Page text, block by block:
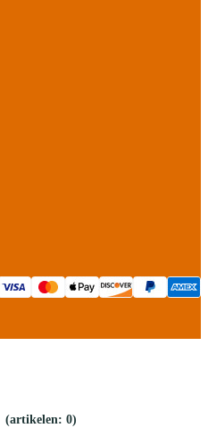
(artikelen: 0)